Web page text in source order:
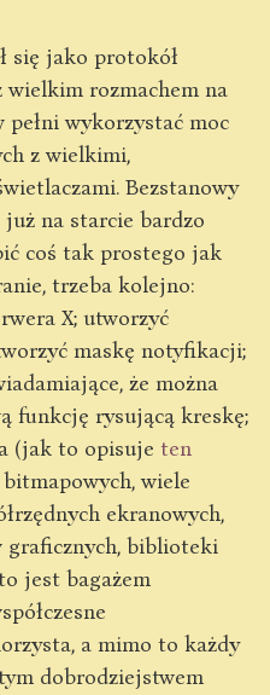
się jako protokół
rozmachem na
wykorzystać moc
z wielkimi,
Bezstanowy
na starcie bardzo
coś tak prostego jak
trzeba kolejno:
X; utworzyć
maskę notyfikacji;
że można
funkcję rysującą kreskę;
(jak to opisuje ten
wiele
ekranowych,
biblioteki
jest bagażem
a mimo to każdy
dobrodziejstwem